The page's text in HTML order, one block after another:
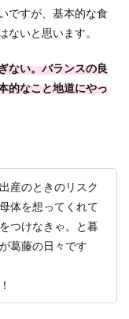
ですが、基本的な食
いと思います。
ない。バランスの良
的なこと地道にやっ
産のときのリスク
体を想ってくれて
つけなきゃ。と暮
葛藤の日々です